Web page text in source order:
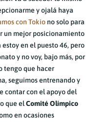
y ojalá haya
con Tokiono solo para
un mejor posicionamiento
en el puesto 46, pero
y no voy, bajo más, por
tengo que hacer
seguimos entrenando y
contar con el apoyo del
que elComité Olímpico
en ocasiones